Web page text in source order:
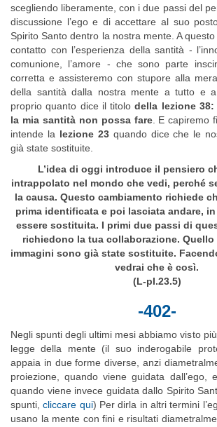
scegliendo liberamente, con i due passi del
discussione l’ego e di accettare al suo
Spirito Santo dentro la nostra mente. A
contatto con l’esperienza della santità -
comunione, l’amore - che sono parte
corretta e assisteremo con stupore alla
della santità dalla nostra mente a tutto e
proprio quanto dice il titolodella lezione
la mia santità non possa fare. E capiremo
intende la lezione 23quando dice che le
già state sostituite.
L’idea di oggi introduce il pensiero
intrappolato nel mondo che vedi, perché
la causa. Questo cambiamento richiede
prima identificata e poi lasciata andare,
essere sostituita. I primi due passi di
richiedono la tua collaborazione.
immagini sono già state sostituite.
vedrai che è così.
(L-pI.23.5)
-402-
Negli spunti degli ultimi mesi abbiamo visto
legge della mente (il suo inderogabile
appaia in due forme diverse, anzi
proiezione, quando viene guidata dall’ego,
quando viene invece guidata dallo Spirito
spunti,cliccare qui) Per dirla in altri termini
usano la mente con fini e risultati